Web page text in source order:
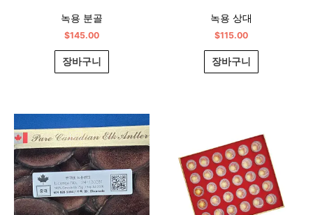
녹용 분골
$145.00
장바구니
녹용 상대
$115.00
장바구니